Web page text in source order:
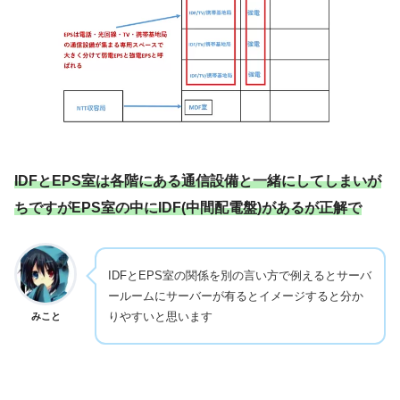
IDFとEPS室は各階にある通信設備と一緒にしてしまいが
ちですがEPS室の中にIDF(中間配電盤)があるが正解で
みこと
IDFとEPS室の関係を別の言い方で例えるとサーバ
ールームにサーバーが有るとイメージすると分か
りやすいと思います